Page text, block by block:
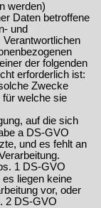
werden)
Daten betroffene
und
der folgenden
erforderlich ist:
Zwecke
für welche sie
auf die sich
a DS-GVO
und es fehlt an
1 DS-GVO
liegen keine
vor, oder
2 DS-GVO